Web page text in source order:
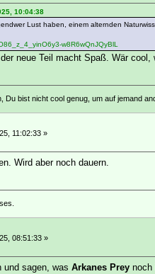
10:04:38
Lust haben, einem alternden
w8R6wQnJQyBlL
neue Teil macht Spaß. Wär
Du bist nicht cool genug, um auf jemand
11:02:33 »
Wird aber noch dauern.
08:51:33 »
und sagen, was Arkanes Prey noch